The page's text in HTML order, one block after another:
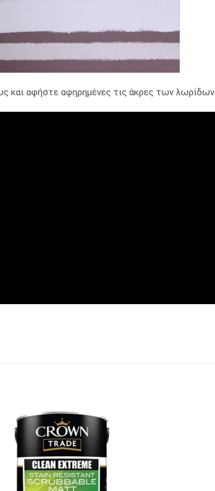
και αφήστε αφηρημένες τις άκρες των λωρίδων